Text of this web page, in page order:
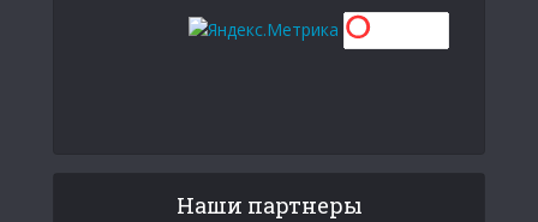
Наши партнеры